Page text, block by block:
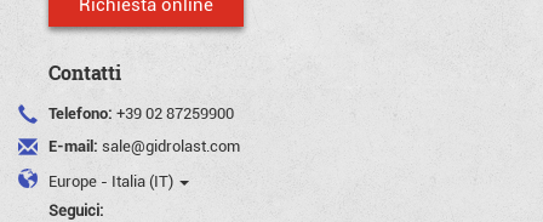
Contatti
Telefono: +39 02 87259900
E-mail: sale@gidrolast.com
Europe - Italia (IT)
Seguici: